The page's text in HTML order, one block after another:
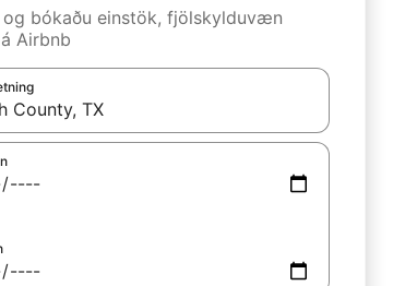
og bókaðu einstök, fjölskylduvæn
Airbnb
niðurstöður liggja fyrir skaltu nota upp og niður